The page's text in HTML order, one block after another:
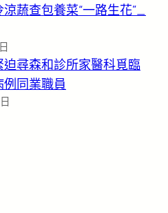
蔬查包養菜“一路生花”_
尋森和診所家醫科覓臨
同業職員